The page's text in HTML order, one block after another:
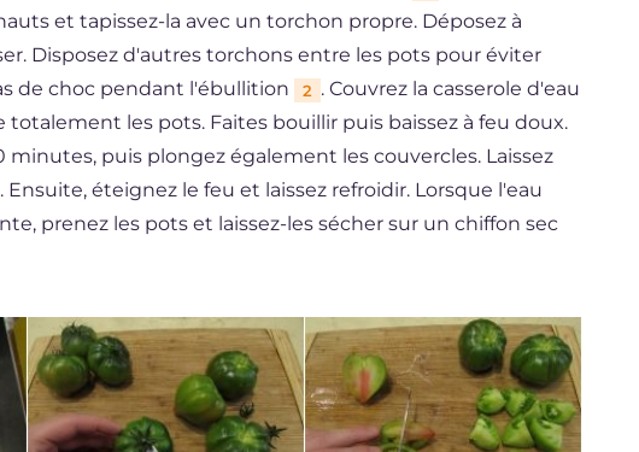
et tapissez-la avec un torchon propre. Déposez à
Disposez d'autres torchons entre les pots pour éviter
de choc pendant l'ébullition
2 . Couvrez la casserole d'eau
totalement les pots. Faites bouillir puis baissez à feu doux.
minutes, puis plongez également les couvercles. Laissez
éteignez le feu et laissez refroidir. Lorsque l'eau
prenez les pots et laissez-les sécher sur un chiffon sec